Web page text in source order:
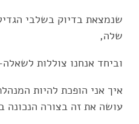
שנמצאת בדיוק בשלבי
שלה,
וביחד אנחנו צוללות
איך אני הופכת להיות
עושה את זה בצורה הנכונה